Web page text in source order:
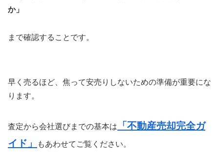
か」
まで確認することです。
早く売るほど、焦って安売りしないための準備が重要にな
ります。
査定から会社選びまでの基本は
「不動産売却完全ガ
イド」
もあわせてご覧ください。